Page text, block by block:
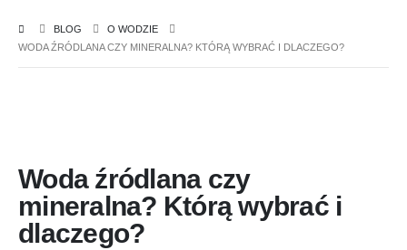
BLOG
O WODZIE
WODA ŹRÓDLANA CZY MINERALNA? KTÓRĄ WYBRAĆ I DLACZEGO?
Woda źródlana czy
mineralna? Którą wybrać i
dlaczego?